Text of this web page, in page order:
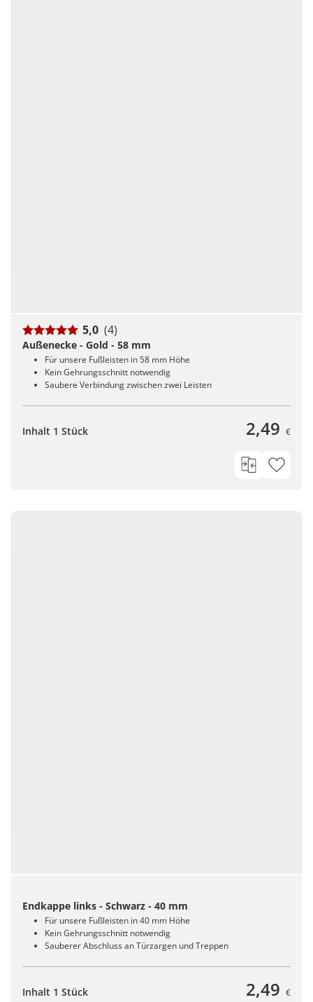
5,0 (4)
Außenecke - Gold - 58 mm
Für unsere Fußleisten in 58 mm Höhe
Kein Gehrungsschnitt notwendig
Saubere Verbindung zwischen zwei Leisten
Inhalt 1 Stück 2,49 €
Endkappe links - Schwarz - 40 mm
Für unsere Fußleisten in 40 mm Höhe
Kein Gehrungsschnitt notwendig
Sauberer Abschluss an Türzargen und Treppen
Inhalt 1 Stück 2,49 €